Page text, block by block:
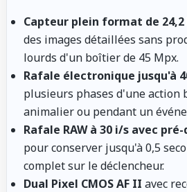
Capteur plein format de 24,2
des images détaillées sans
lourds d'un boîtier de 45 Mpx.
Rafale électronique jusqu'à
plusieurs phases d'une action
animalier ou pendant un
Rafale RAW à 30 i/s avec
pour conserver jusqu'à 0,5
complet sur le déclencheur.
Dual Pixel CMOS AF II avec